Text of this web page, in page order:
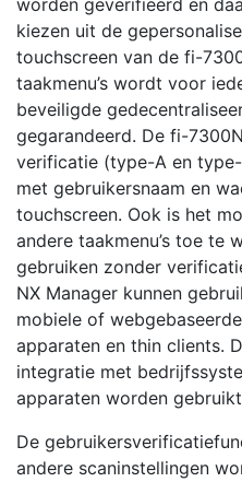
worden geverifieerd en
kiezen uit de
touchscreen van de fi-
taakmenu’s wordt voor
beveiligde
gegarandeerd. De fi-
verificatie (type-A en
met gebruikersnaam en
touchscreen. Ook is het
andere taakmenu’s toe te
gebruiken zonder
NX Manager kunnen
mobiele of
apparaten en thin clients.
integratie met
apparaten worden
De
andere scaninstellingen